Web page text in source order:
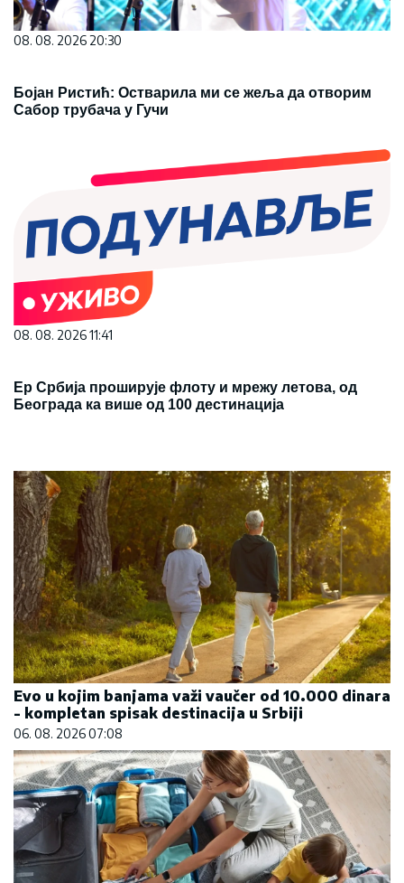
08. 08. 2026 20:30
Бојан Ристић: Остварила ми се жеља да отворим
Сабор трубача у Гучи
08. 08. 2026 11:41
Ер Србија проширује флоту и мрежу летова, од
Београда ка више од 100 дестинација
Evo u kojim banjama važi vaučer od 10.000 dinara
- kompletan spisak destinacija u Srbiji
06. 08. 2026 07:08